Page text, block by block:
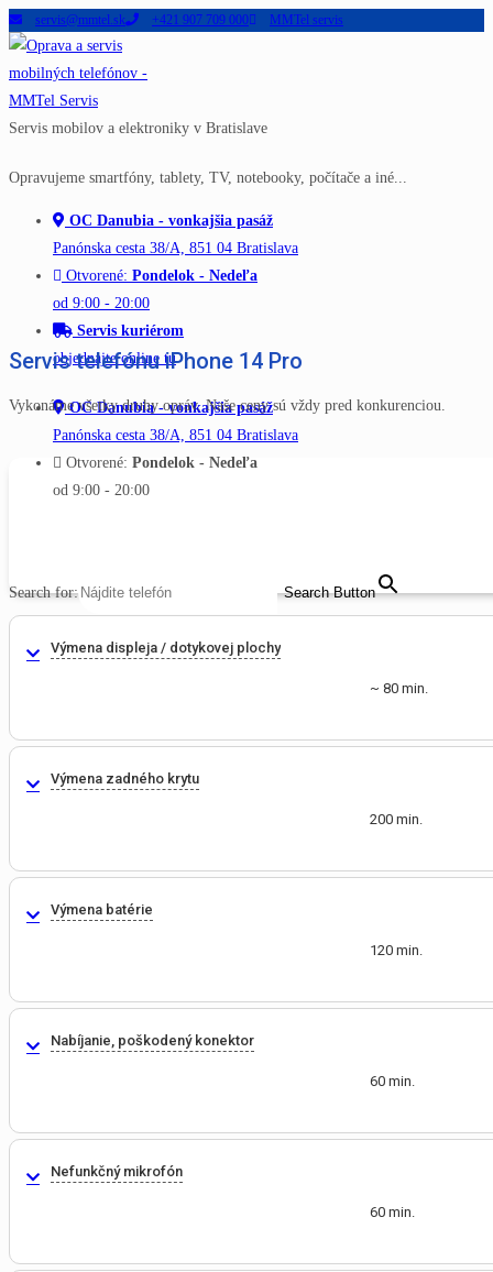
Skip
to
content
servis@mmtel.sk +421 907 709 000 MMTel servis
Servis mobilov a elektroniky v Bratislave
Opravujeme smartfóny, tablety, TV, notebooky, počítače a iné...
OC Danubia - vonkajšia pasáž
Panónska cesta 38/A, 851 04 Bratislava
Otvorené: Pondelok - Nedeľa
od 9:00 - 20:00
Servis kuriérom
objednajte online tu
OC Danubia - vonkajšia pasáž
Panónska cesta 38/A, 851 04 Bratislava
Otvorené: Pondelok - Nedeľa
od 9:00 - 20:00
Search for: Search Button
Servis telefónu iPhone 14 Pro
Vykonáme všetky druhy opráv. Naše ceny sú vždy pred konkurenciou.
Výmena displeja / dotykovej plochy
~ 80 min.
Výmena zadného krytu
200 min.
Výmena batérie
120 min.
Nabíjanie, poškodený konektor
60 min.
Nefunkčný mikrofón
60 min.